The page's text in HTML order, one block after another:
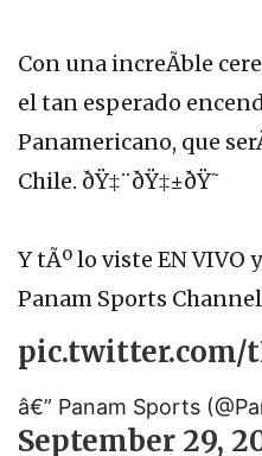
Con una increÃ­ble
el tan esperado
Panamericano, que
Chile. ðŸ‡¨ðŸ‡±ðŸ˜
Y tÃº lo viste EN VIVO
Panam Sports Channel.
pic.twitter.com/
â€” Panam Sports
September 29,